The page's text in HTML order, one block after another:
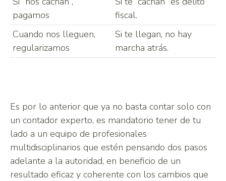
pagamos
fiscal.
Cuando nos lleguen,
regularizamos
Si te llegan, no hay
marcha atrás.
Es por lo anterior que ya no basta contar solo con
un contador experto, es mandatorio tener de tu
lado a un equipo de profesionales
multidisciplinarios que estén pensando dos pasos
adelante a la autoridad, en beneficio de un
resultado eficaz y coherente con los cambios que